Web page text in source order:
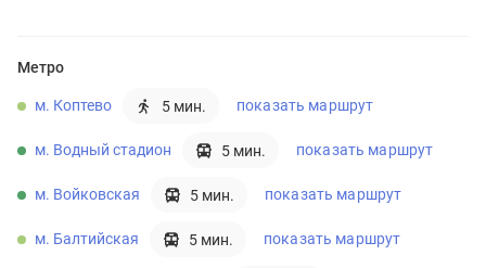
Метро
м. Коптево 5 мин. показать маршрут
м. Водный стадион 5 мин. показать маршрут
м. Войковская 5 мин. показать маршрут
м. Балтийская 5 мин. показать маршрут